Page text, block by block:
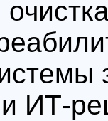
и ИТ-